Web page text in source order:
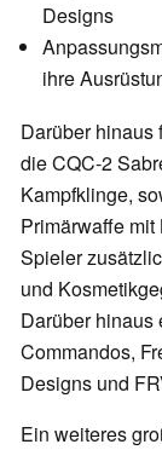
Designs
ihre
Darüber hinaus
die CQC-2
Kampfklinge,
Primärwaffe
Spieler
und
Darüber hinaus
Commandos,
Designs und
Ein weiteres